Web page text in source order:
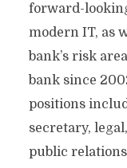
forward-
modern IT, as
bank’s risk
bank since
positions
secretary,
public